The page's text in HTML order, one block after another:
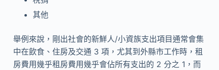
其他
舉例來說，剛出社會的新鮮人/小資族支出項目通常會集
中在飲食、住房及交通 3 項，尤其到外縣市工作時，租
房費用幾乎租房費用幾乎會佔所有支出的 2 分之 1，而